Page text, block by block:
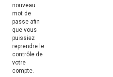
nouveau
mot de
passe afin
que vous
puissiez
reprendre le
contrôle de
votre
compte.